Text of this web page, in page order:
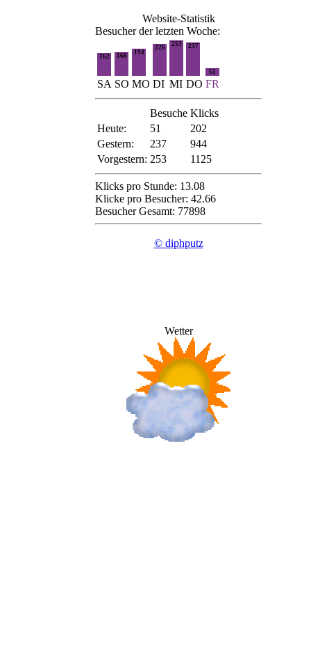
Website-Statistik
Besucher der letzten Woche:
162 168 194
226 253 237
51
SA SO MO DI MI DO FR
Besuche Klicks
Heute:
51
202
Gestern:
237
944
Vorgestern: 253 1125
Klicks pro Stunde: 13.08
Klicke pro Besucher: 42.66
Besucher Gesamt: 77898
© diphputz
Wetter